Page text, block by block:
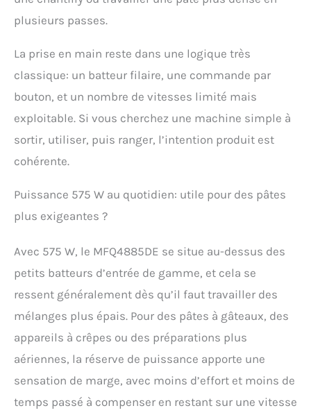
4 x Mixstab Hachoir
inoxydable, 2 x couvercle
Mix-/verre doseur
plusieurs passes.
La prise en main reste dans une logique très
classique: un batteur filaire, une commande par
bouton, et un nombre de vitesses limité mais
exploitable. Si vous cherchez une machine simple à
sortir, utiliser, puis ranger, l’intention produit est
cohérente.
Puissance 575 W au quotidien: utile pour des pâtes
plus exigeantes ?
Avec 575 W, le MFQ4885DE se situe au-dessus des
petits batteurs d’entrée de gamme, et cela se
ressent généralement dès qu’il faut travailler des
mélanges plus épais. Pour des pâtes à gâteaux, des
appareils à crêpes ou des préparations plus
aériennes, la réserve de puissance apporte une
sensation de marge, avec moins d’effort et moins de
temps passé à compenser en restant sur une vitesse